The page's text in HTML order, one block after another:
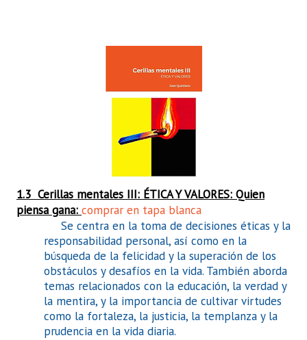
1.3 Cerillas mentales III: ÉTICA Y VALORES: Quien
piensa gana: comprar en tapa blanca
Se centra en la toma de decisiones éticas y la
responsabilidad personal, así como en la
búsqueda de la felicidad y la superación de los
obstáculos y desafíos en la vida. También aborda
temas relacionados con la educación, la verdad y
la mentira, y la importancia de cultivar virtudes
como la fortaleza, la justicia, la templanza y la
prudencia en la vida diaria.